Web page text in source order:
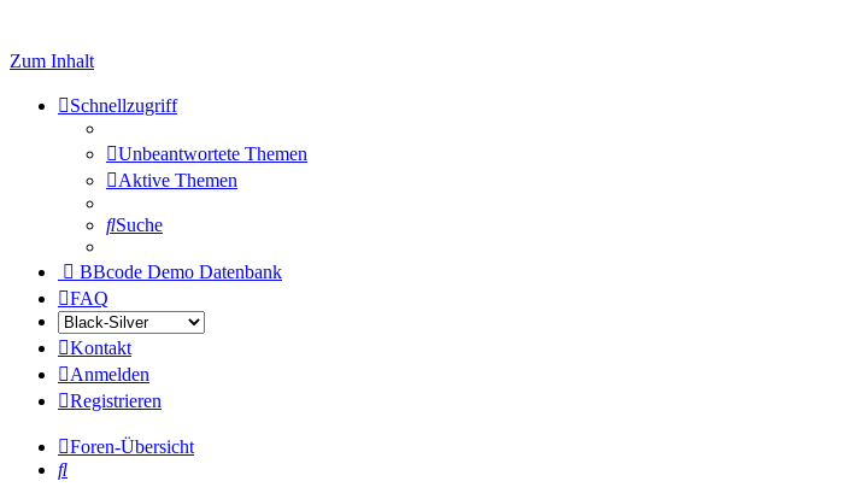
Zum Inhalt
Schnellzugriff
Unbeantwortete Themen
Aktive Themen
Suche
BBcode Demo Datenbank
FAQ
Kontakt
Anmelden
Registrieren
Foren-Übersicht
Suche